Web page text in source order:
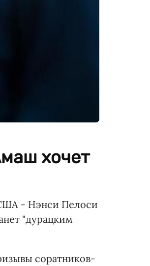
хочет
- Нэнси Пелоси
"дурацким
соратников-